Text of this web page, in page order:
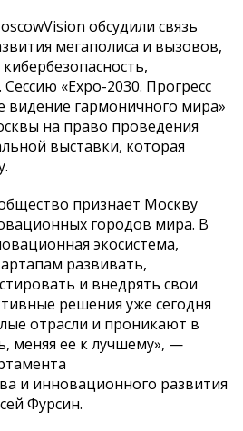
обсудили связь
мегаполиса и вызовов,
«Expo-2030. Прогресс
видение гармоничного мира»
на право проведения
выставки, которая
признает Москву
городов мира. В
экосистема,
развивать,
и внедрять свои
решения уже сегодня
отрасли и проникают в
меняя ее к лучшему», —
и инновационного развития
Фурсин.